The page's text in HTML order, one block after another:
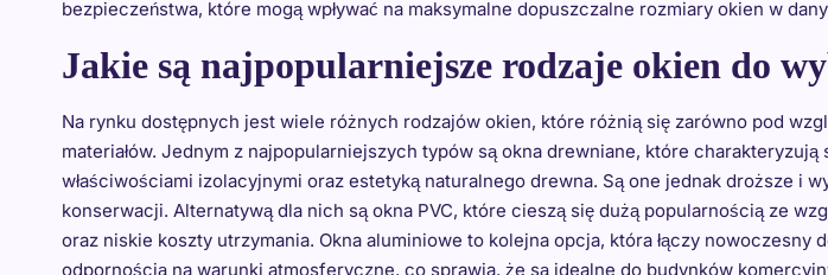
bezpieczeństwa, które mogą wpływać na maksymalne dopuszczalne rozmiary okien w
Jakie są najpopularniejsze rodzaje okien do
Na rynku dostępnych jest wiele różnych rodzajów okien, które różnią się zarówno pod
materiałów. Jednym z najpopularniejszych typów są okna drewniane, które charakteryzują
właściwościami izolacyjnymi oraz estetyką naturalnego drewna. Są one jednak droższe i
konserwacji. Alternatywą dla nich są okna PVC, które cieszą się dużą popularnością ze
oraz niskie koszty utrzymania. Okna aluminiowe to kolejna opcja, która łączy nowoczesny
odpornością na warunki atmosferyczne, co sprawia, że są idealne do budynków